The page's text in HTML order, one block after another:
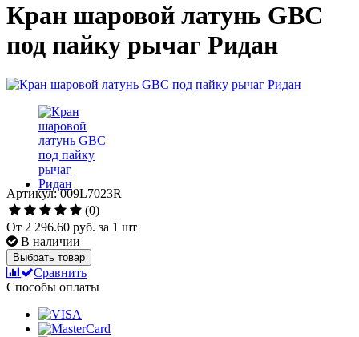
Кран шаровой латунь GBC
под пайку рычаг Ридан
Артикул: 009L7023R
(0)
От 2 296.60 руб. за 1 шт
В наличии
Выбрать товар
Сравнить
Способы оплаты